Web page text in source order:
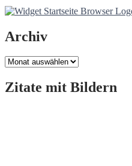
Archiv
Archiv
Zitate mit Bildern